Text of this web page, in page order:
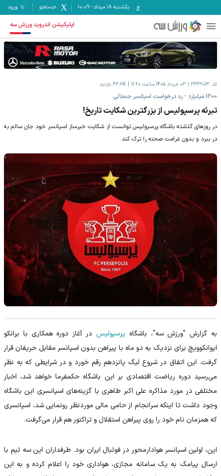
یکشنبه ۱۸ مرداد -
10:09 جستجو ورود
اپلیکیشن اندروید ورزش سه
کد: 2363013 03 خرداد 1405 ساعت 11:20 63.8K بازدید
1200 میلیارد - رد درخواست اسپانسر جنجالی
تبرئه پرسپولیس از بزرگترین شکایت تاریخ!
در روزهای گذشته باشگاه پرسپولیس توانست از شکایت خبرساز اسپانسر خود جان سالم به
در ببرد و بدون غرامت صحنه را ترک کند.
به گزارش "ورزش سه"، باشگاه پرسپولیس در آغاز دوره همکاری با برانکو
ایوانکوویچ برای نزدیک به دو ماه با پیراهن بدون اسپانسر مقابل حریفان قرار
گرفت. این اتفاق در شروع لیگ پانزدهم رقم خورد و در شرایطی که به نظر
می‌رسید دوره ریاضت اقتصادی بر این باشگاه حکمفرما خواهد شد، اخبار
مختلفی در مورد مذاکره علی اکبر طاهری با گزینه‌های اسپانسری این باشگاه
وجود داشت تا اینکه سرانجام از حامی مالی موردنظر رونمایی شد، اسپانسری
که همزمان نام خود را روی پیراهن استقلال و تراکتور هم قرار می‌گرفت.
این، اولین اسپانسر هوادارمحور در فوتبال ایران بود. طرفداران این سه تیم با
ارسال پیامک به یک سامانه مجازی، هواداری خود را اعلام کرده و به این